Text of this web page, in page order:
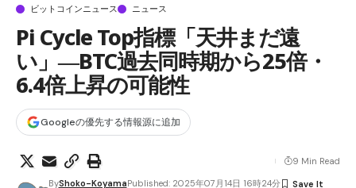
ビットコインニュース ニュース
Pi Cycle Top指標「天井まだ遠
い」―BTC過去同時期から25倍・
6.4倍上昇の可能性
Googleの優先する情報源に追加
ByShoko-KoyamaPublished: 2025年07月14日 16時24分
9 Min Read